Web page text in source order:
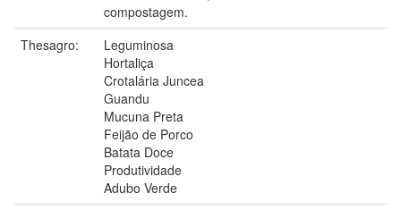
compostagem.
Thesagro:
Leguminosa
Hortaliça
Crotalária Juncea
Guandu
Mucuna Preta
Feijão de Porco
Batata Doce
Produtividade
Adubo Verde